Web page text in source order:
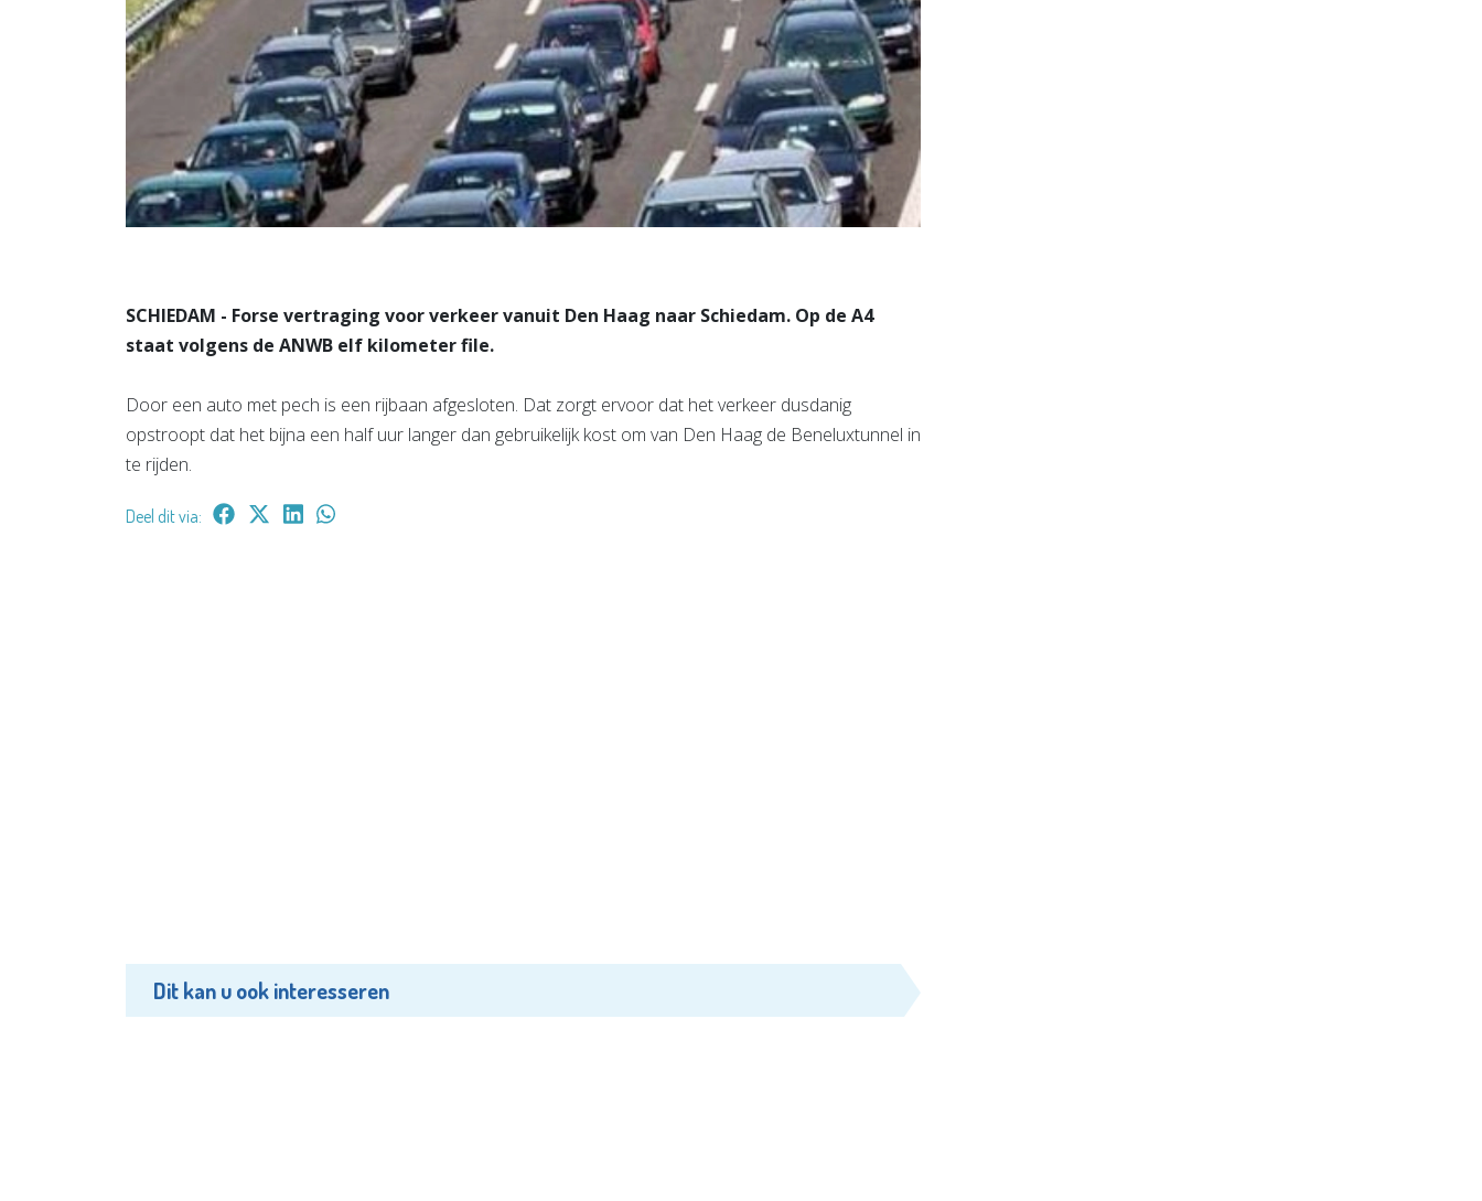
SCHIEDAM - Forse vertraging voor verkeer vanuit Den Haag naar Schiedam. Op de A4
staat volgens de ANWB elf kilometer file.
Door een auto met pech is een rijbaan afgesloten. Dat zorgt ervoor dat het verkeer dusdanig
opstroopt dat het bijna een half uur langer dan gebruikelijk kost om van Den Haag de Beneluxtunnel in
te rijden.
Deel dit via:
Dit kan u ook interesseren